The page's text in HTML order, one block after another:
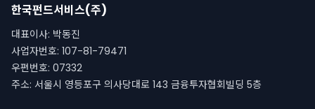
한국펀드서비스(주)
대표이사: 박동진
사업자번호: 107-81-79471
우편번호: 07332
주소: 서울시 영등포구 의사당대로 143 금융투자협회빌딩 5층